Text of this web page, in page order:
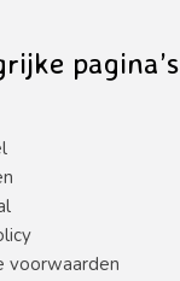
pagina’s
voorwaarden